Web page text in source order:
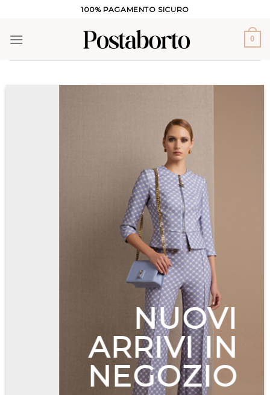
contenuti
100% PAGAMENTO SICURO
0
NUOVI
ARRIVI IN
NEGOZIO